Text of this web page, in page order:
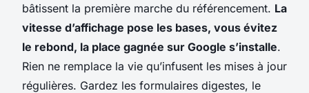
bâtissent la première marche du référencement. La
vitesse d’affichage pose les bases, vous évitez
le rebond, la place gagnée sur Google s’installe.
Rien ne remplace la vie qu’infusent les mises à jour
régulières. Gardez les formulaires digestes, le